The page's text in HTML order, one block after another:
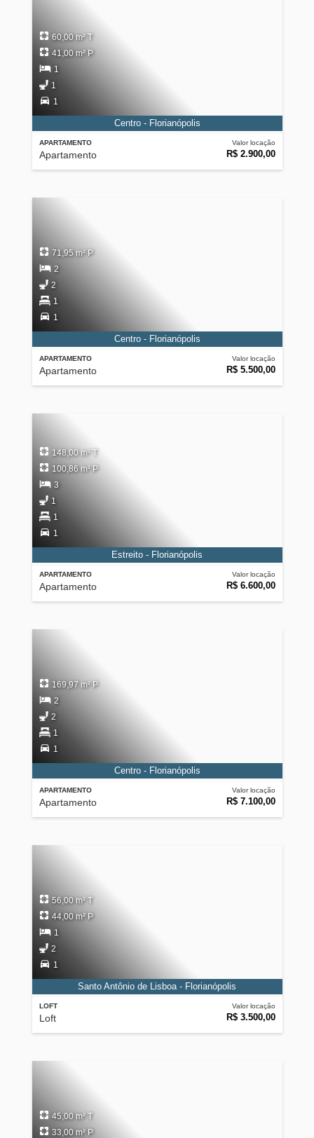
APARTAMENTO
Apartamento
Valor locação
R$ 2.900,00
60,00 m² T
41,00 m² P
1
1
1
Centro - Florianópolis
APARTAMENTO
Apartamento
Valor locação
R$ 5.500,00
71,95 m² P
2
2
1
1
Centro - Florianópolis
APARTAMENTO
Apartamento
Valor locação
R$ 6.600,00
148,00 m² T
100,86 m² P
3
1
1
1
Estreito - Florianópolis
APARTAMENTO
Apartamento
Valor locação
R$ 7.100,00
169,97 m² P
2
2
1
1
Centro - Florianópolis
LOFT
Loft
Valor locação
R$ 3.500,00
56,00 m² T
44,00 m² P
1
2
1
Santo Antônio de Lisboa - Florianópolis
45,00 m² T
33,00 m² P